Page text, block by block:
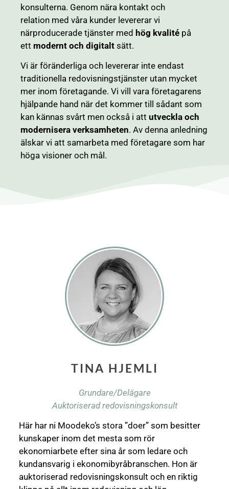
konsulterna. Genom nära kontakt och
relation med våra kunder levererar vi
närproducerade tjänster med hög kvalité på
ett modernt och digitalt sätt.
Vi är föränderliga och levererar inte endast
traditionella redovisningstjänster utan mycket
mer inom företagande. Vi vill vara företagarens
hjälpande hand när det kommer till sådant som
kan kännas svårt men också i att utveckla och
modernisera verksamheten. Av denna anledning
älskar vi att samarbeta med företagare som har
höga visioner och mål.
TINA HJEMLI
Grundare/Delägare
Auktoriserad redovisningskonsult
Här har ni Moodeko’s stora ”doer” som besitter
kunskaper inom det mesta som rör
ekonomiarbete efter sina år som ledare och
kundansvarig i ekonomibyråbranschen. Hon är
auktoriserad redovisningskonsult och en riktig